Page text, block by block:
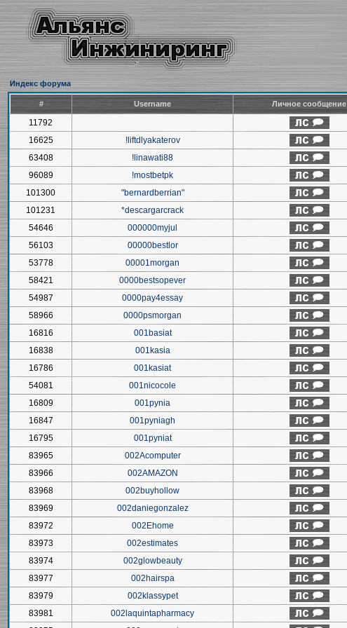
Индекс форума
# Username Личное сообщение
11792
16625
!liftdlyakaterov
63408
!linawati88
96089
!mostbetpk
101300
"bernardberrian"
101231
*descargarcrack
54646
000000myjul
56103
00000bestlor
53778
00001morgan
58421
0000bestsopever
54987
0000pay4essay
58966
0000psmorgan
16816
001basiat
16838
001kasia
16786
001kasiat
54081
001nicocole
16809
001pynia
16847
001pyniagh
16795
001pyniat
83965
002Acomputer
83966
002AMAZON
83968
002buyhollow
83969
002daniegonzalez
83972
002Ehome
83973
002estimates
83974
002glowbeauty
83977
002hairspa
83979
002klassypet
83981
002laquintapharmacy